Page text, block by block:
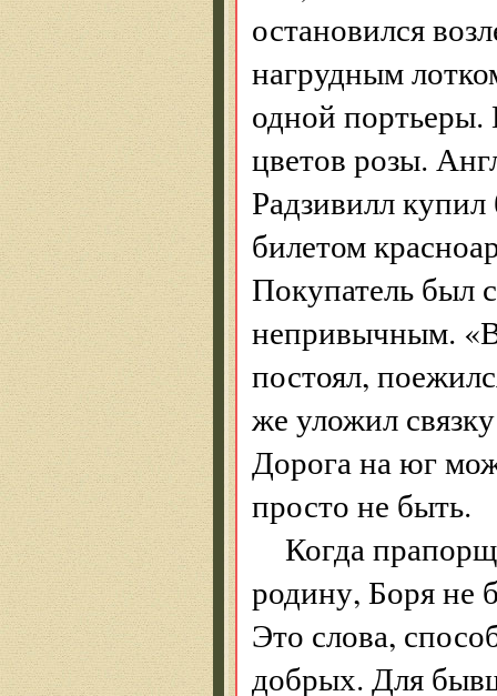
остановился
нагрудным
одной
цветов розы.
Радзивилл
билетом
Покупатель был
непривычным.
постоял,
же уложил
Дорога на юг
просто не быть.
Когда
родину, Боря не
Это слова,
добрых. Для